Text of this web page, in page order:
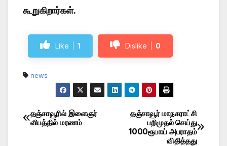
கூறுகிறார்கள்.
Like 1 Dislike 0
news
Post
தஞ்சாவூர் மாநகராட்சி
பறிமுதல் செய்து
1000ரூபாய் அபராதம்
விதித்தது
தஞ்சாவூரில் இளைஞர்
விபத்தில் மரணம்